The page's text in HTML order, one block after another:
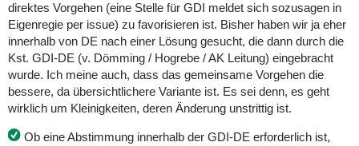
direktes Vorgehen (eine Stelle für GDI meldet sich sozusagen in
Eigenregie per issue) zu favorisieren ist. Bisher haben wir ja eher
innerhalb von DE nach einer Lösung gesucht, die dann durch die
Kst. GDI-DE (v. Dömming / Hogrebe / AK Leitung) eingebracht
wurde. Ich meine auch, dass das gemeinsame Vorgehen die
bessere, da übersichtlichere Variante ist. Es sei denn, es geht
wirklich um Kleinigkeiten, deren Änderung unstrittig ist.
Ob eine Abstimmung innerhalb der GDI-DE erforderlich ist,